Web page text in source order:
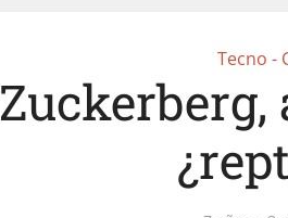
Tecno -
Zuckerberg,